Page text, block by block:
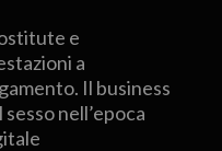
e
a
Il business
sesso nell’epoca